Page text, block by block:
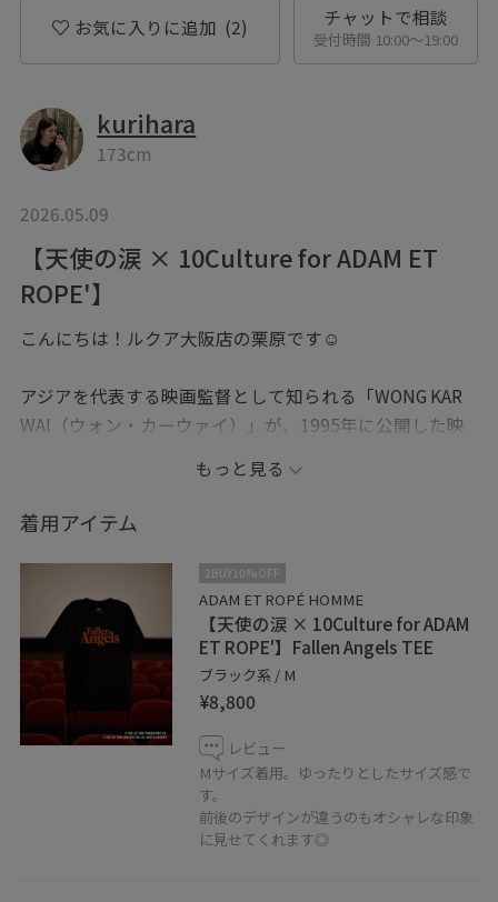
お気に入りに追加 (2) チャットで相談
受付時間 10:00〜19:00
kurihara
173cm
2026.05.09
【天使の涙 × 10Culture for ADAM ET
ROPE'】
こんにちは！ルクア大阪店の栗原です☺︎
アジアを代表する映画監督として知られる「WONG KAR
WAI（ウォン・カーウァイ）」が、1995年に公開した映
Angels）」とのコラボレーション企画で制作したTシャツ
がルクア大阪店にも入荷しました！
私が着用したデザインの他に、全5型ご用意してます(^^)
ぜひご覧ください♪
（その他着用アイテムはスタッフ私物になります）
【information】
JUNのアプリではお気に入りのスタッフ、ショップを
《フォロー》して頂くことが出来ます。
お好きなスタイリングは、ハートをタップで《お気に入
り》からすぐにご覧いただけますのでとても便利です！
もっと見る
着用アイテム
2BUY10%OFF
ADAM ET ROPÉ HOMME
【天使の涙 × 10Culture for ADAM
ET ROPE'】Fallen Angels TEE
ブラック系 / M
¥8,800
レビュー
Mサイズ着用。ゆったりとしたサイズ感で
す。
前後のデザインが違うのもオシャレな印象
に見せてくれます◎